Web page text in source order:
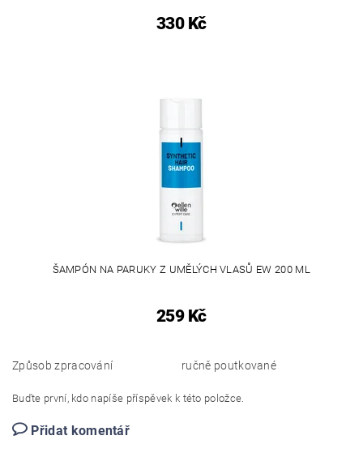
330 Kč
ŠAMPÓN NA PARUKY Z UMĚLÝCH VLASŮ EW 200 ML
259 Kč
Způsob zpracování ručně poutkované
Buďte první, kdo napíše příspěvek k této položce.
Přidat komentář